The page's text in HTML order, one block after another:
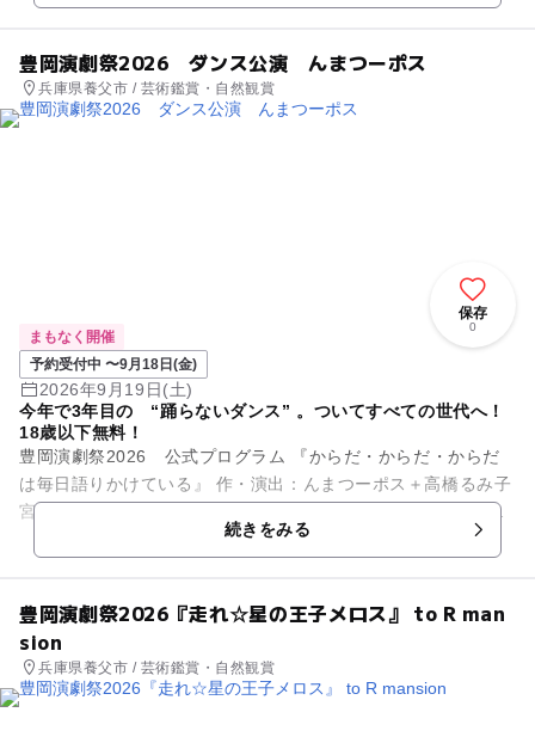
豊岡演劇祭2026 ダンス公演 んまつーポス
兵庫県養父市 / 芸術鑑賞・自然観賞
保存
0
まもなく開催
予約受付中 〜9月18日(金)
2026年9月19日(土)
今年で3年目の “踊らないダンス” 。ついてすべての世代へ！
18歳以下無料！
豊岡演劇祭2026 公式プログラム 『からだ・からだ・からだ
は毎日語りかけている』 作・演出：んまつーポス＋高橋るみ子
宮崎を拠点に活動するダンスカンパニー「んまつーポス」が、
続きをみる
豊岡演劇祭2026『走れ☆星の王子メロス』 to R man
sion
兵庫県養父市 / 芸術鑑賞・自然観賞